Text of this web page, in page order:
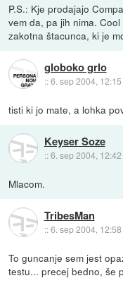
P.S.: Kje prodajajo
vem da, pa jih nima.
zakotna štacunca, ki je
globoko grlo
::6. sep 2004, 12:15
tisti ki jo mate, a lohka
Keyser Soze
::6. sep 2004, 12:42
Mlacom.
TribesMan
::6. sep 2004, 12:58
To guncanje sem jest
testu... precej bedno, še